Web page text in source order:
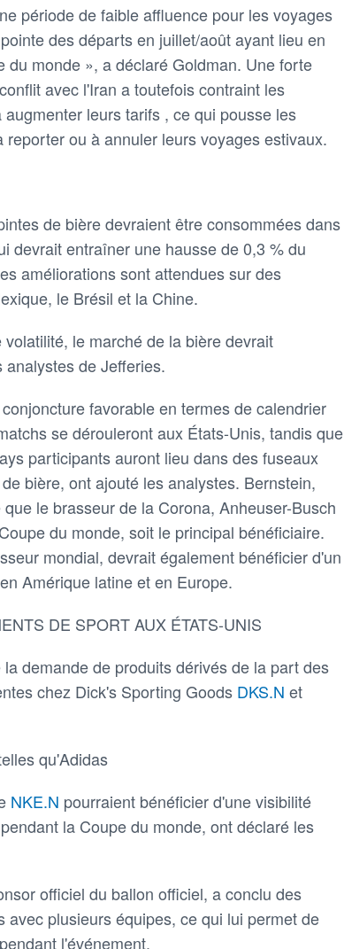
période de faible affluence pour les voyages
des départs en juillet/août ayant lieu en
monde », a déclaré Goldman. Une forte
avec l'Iran a toutefois contraint les
leurs tarifs , ce qui pousse les
ou à annuler leurs voyages estivaux.
de bière devraient être consommées dans
devrait entraîner une hausse de 0,3 % du
améliorations sont attendues sur des
le Brésil et la Chine.
le marché de la bière devrait
de Jefferies.
favorable en termes de calendrier
se dérouleront aux États-Unis, tandis que
participants auront lieu dans des fuseaux
bière, ont ajouté les analystes. Bernstein,
le brasseur de la Corona, Anheuser-Busch
du monde, soit le principal bénéficiaire.
mondial, devrait également bénéficier d'un
Amérique latine et en Europe.
DE SPORT AUX ÉTATS-UNIS
demande de produits dérivés de la part des
chez Dick's Sporting Goods DKS.N et
qu'Adidas
NKE.N pourraient bénéficier d'une visibilité
la Coupe du monde, ont déclaré les
officiel du ballon officiel, a conclu des
plusieurs équipes, ce qui lui permet de
l'événement.